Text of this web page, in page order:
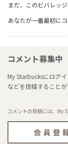
まだ、このビバレッ
あなたが一番最初に
コメント募集中
My Starbucksにログ
などを投稿することが
コメントの投稿には、My